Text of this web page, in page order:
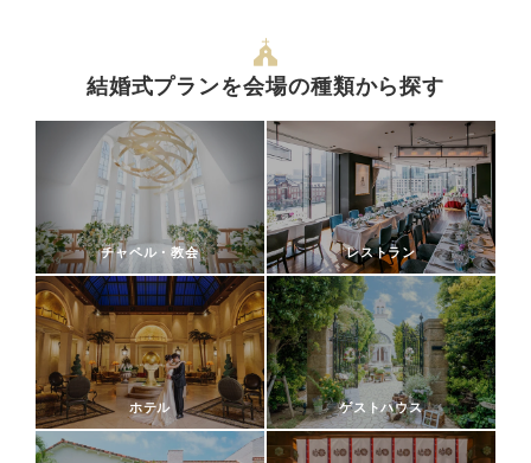
結婚式プランを会場の種類から探す
チャペル・教会 レストラン
ホテル ゲストハウス